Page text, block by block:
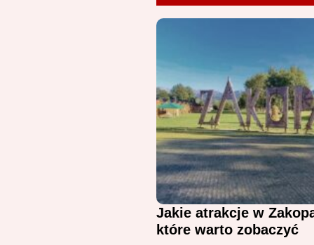
Jakie atrakcje w
które warto zobaczyć